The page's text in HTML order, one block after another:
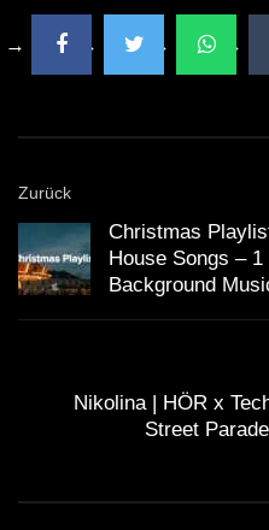
Ja, es gibt viele
Umgebung.
fahren?
Gibt es spezielle
Event?
Welche DJs sind
Das Line-Up wird
Zurück
Christmas
House Songs –
Background
Nikolina | HÖR x
Street